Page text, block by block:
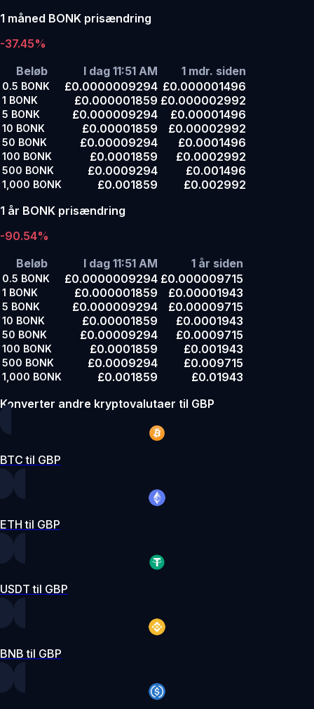
1 måned BONK prisændring
-37.45%
Beløb
I dag 11:51 AM 1 mdr. siden
0.5 BONK £0.0000009294 £0.000001496
1 BONK £0.000001859 £0.000002992
5 BONK £0.000009294 £0.00001496
10 BONK £0.00001859 £0.00002992
50 BONK £0.00009294 £0.0001496
100 BONK £0.0001859 £0.0002992
500 BONK £0.0009294 £0.001496
1,000 BONK £0.001859
£0.002992
1 år BONK prisændring
-90.54%
Beløb
I dag 11:51 AM 1 år siden
0.5 BONK £0.0000009294 £0.000009715
1 BONK £0.000001859 £0.00001943
5 BONK £0.000009294 £0.00009715
10 BONK £0.00001859 £0.0001943
50 BONK £0.00009294 £0.0009715
100 BONK £0.0001859 £0.001943
500 BONK £0.0009294 £0.009715
1,000 BONK £0.001859
£0.01943
Konverter andre kryptovalutaer til GBP
BTC til GBP
ETH til GBP
USDT til GBP
BNB til GBP